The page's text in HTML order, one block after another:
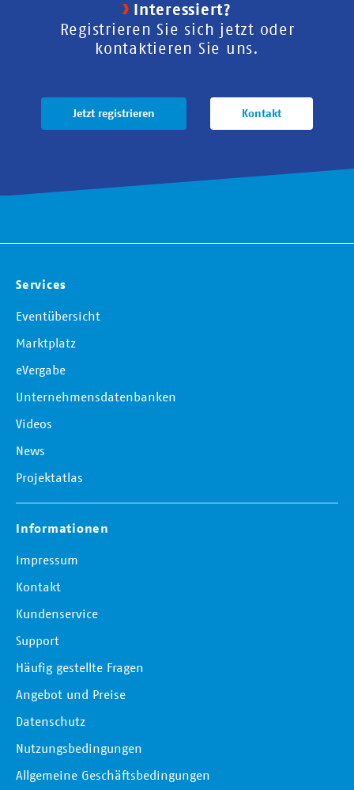
Interessiert?
Registrieren Sie sich jetzt oder
kontaktieren Sie uns.
Jetzt registrieren Kontakt
Services
Eventübersicht
Marktplatz
eVergabe
Unternehmensdatenbanken
Videos
News
Projektatlas
Informationen
Impressum
Kontakt
Kundenservice
Support
Häufig gestellte Fragen
Angebot und Preise
Datenschutz
Nutzungsbedingungen
Allgemeine Geschäftsbedingungen